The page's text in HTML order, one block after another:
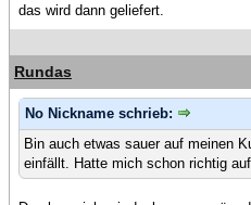
das wird dann geliefert.
Rundas
No Nickname schrieb:
Bin auch etwas sauer auf meinen
einfällt. Hatte mich schon richtig